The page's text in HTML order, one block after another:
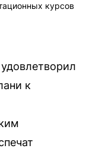
курсов
к